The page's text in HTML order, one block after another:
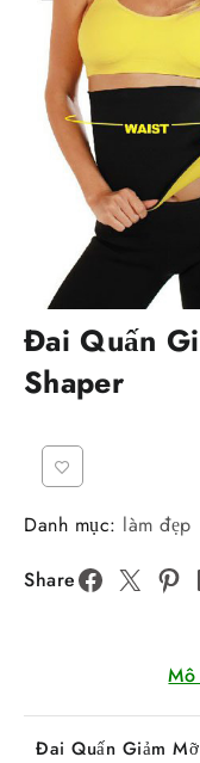
Đai Quấn
Shaper
Danh mục: làm đẹp
Share
Đai Quấn Giảm